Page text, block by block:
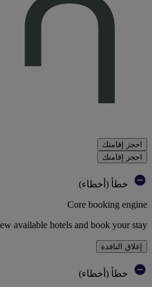
احجز إقامتك
احجز إقامتك
خطأ (أخطاء)
Core booking engine
available hotels and book your stay
إغلاق النافذة
خطأ (أخطاء)